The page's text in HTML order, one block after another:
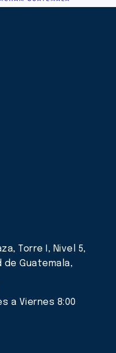
Torre I, Nivel 5,
de Guatemala,
a Viernes 8:00